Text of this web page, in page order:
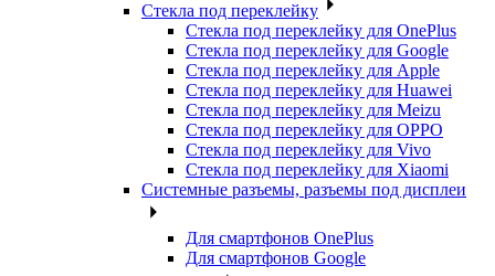
Стекла под переклейку
Стекла под переклейку для OnePlus
Стекла под переклейку для Google
Стекла под переклейку для Apple
Стекла под переклейку для Huawei
Стекла под переклейку для Meizu
Стекла под переклейку для OPPO
Стекла под переклейку для Vivo
Стекла под переклейку для Xiaomi
Системные разъемы, разъемы под дисплеи
Для смартфонов OnePlus
Для смартфонов Google